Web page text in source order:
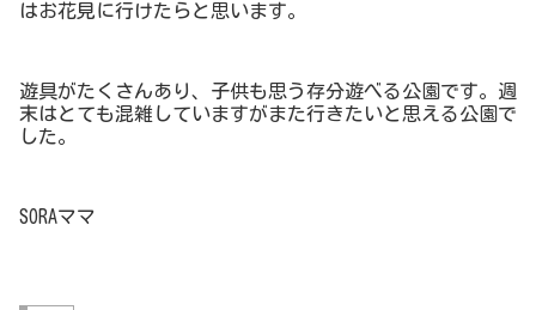
はお花見に行けたらと思います。
遊具がたくさんあり、子供も思う存分遊べる公園です。週
末はとても混雑していますがまた行きたいと思える公園で
した。
SORAママ